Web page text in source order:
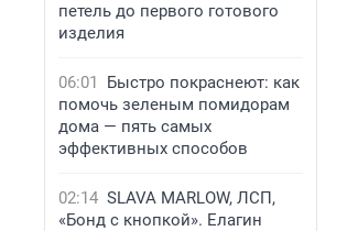
петель до первого готового
изделия
06:01
Быстро покраснеют: как
помочь зеленым помидорам
дома — пять самых
эффективных способов
02:14 SLAVA MARLOW, ЛСП,
«Бонд с кнопкой». Елагин